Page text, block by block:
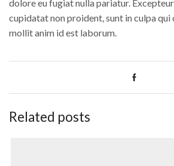
dolore eu fugiat nulla pariatur.
cupidatat non proident, sunt in culpa
mollit anim id est laborum.
Related posts